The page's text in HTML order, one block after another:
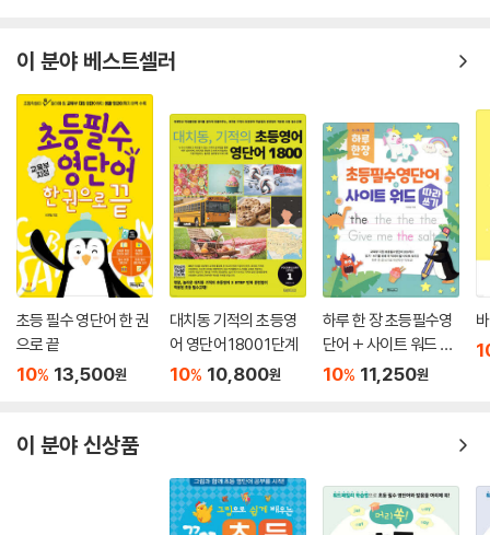
이 분야 베스트셀러
초등 필수 영단어 한 권
으로 끝
10% 13,500원
대치동 기적의 초등영
어 영단어 1800 1단계
10% 10,800원
하루 한 장 초등필수영
단어 + 사이트 워드 따
라쓰기
10% 11,250원
이 분야 신상품